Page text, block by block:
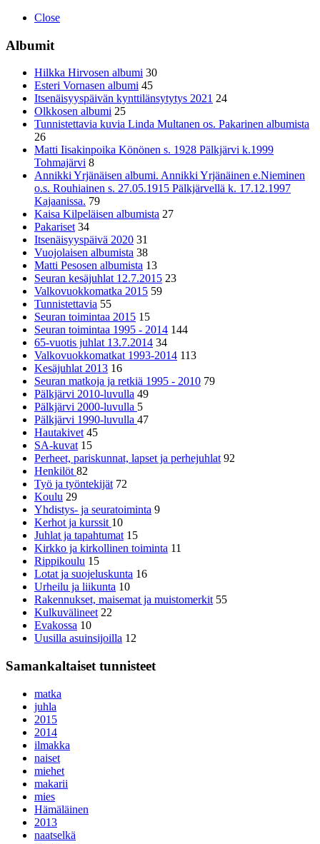
Close
Albumit
Hilkka Hirvosen albumi 30
Esteri Vornasen albumi 45
Itsenäisyyspäivän kynttilänsytytys 2021 24
Olkkosen albumi 25
Tunnistettavia kuvia Linda Multanen os. Pakarinen albumista
26
Matti Iisakinpoika Könönen s. 1928 Pälkjärvi k.1999
Tohmajärvi 8
Annikki Yrjänäisen albumi. Annikki Yrjänäinen e.Nieminen
o.s. Rouhiainen s. 27.05.1915 Pälkjärvellä k. 17.12.1997
Kajaanissa. 79
Kaisa Kilpeläisen albumista 27
Pakariset 34
Itsenäisyyspäivä 2020 31
Vuojolaisen albumista 38
Matti Pesosen albumista 13
Seuran kesäjuhlat 12.7.2015 23
Valkovuokkomatka 2015 59
Tunnistettavia 55
Seuran toimintaa 2015 15
Seuran toimintaa 1995 - 2014 144
65-vuotis juhlat 13.7.2014 34
Valkovuokkomatkat 1993-2014 113
Kesäjuhlat 2013 16
Seuran matkoja ja retkiä 1995 - 2010 79
Pälkjärvi 2010-luvulla 49
Pälkjärvi 2000-luvulla 5
Pälkjärvi 1990-luvulla 47
Hautakivet 45
SA-kuvat 15
Perheet, pariskunnat, lapset ja perhejuhlat 92
Henkilöt82
Työ ja työntekijät 72
Koulu 29
Yhdistys- ja seuratoiminta 9
Kerhot ja kurssit 10
Juhlat ja tapahtumat 15
Kirkko ja kirkollinen toiminta 11
Rippikoulu 15
Lotat ja suojeluskunta 16
Urheilu ja liikunta 10
Rakennukset, maisemat ja muistomerkit 55
Kulkuvälineet 22
Evakossa 10
Uusilla asuinsijoilla 12
Samankaltaiset tunnisteet
matka
juhla
2015
2014
ilmakka
naiset
miehet
makarii
mies
Hämäläinen
2013
naatselkä